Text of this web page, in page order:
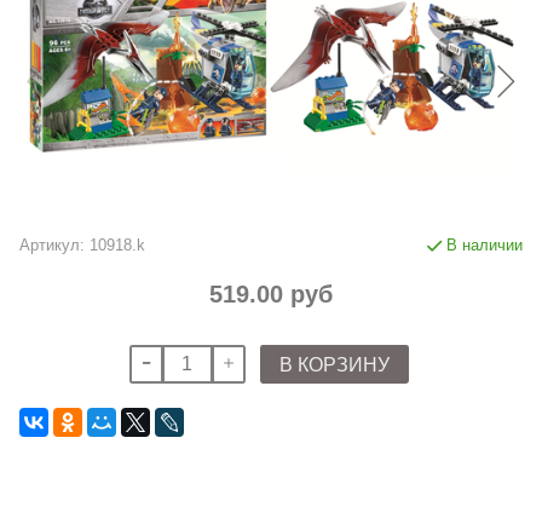
Артикул: 10918.k В наличии
519.00 руб
В КОРЗИНУ